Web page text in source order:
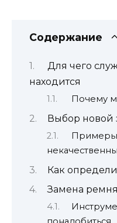
Содержание
Для чего
находится
Почему
Выбор новой
Примеры
Как
Замена